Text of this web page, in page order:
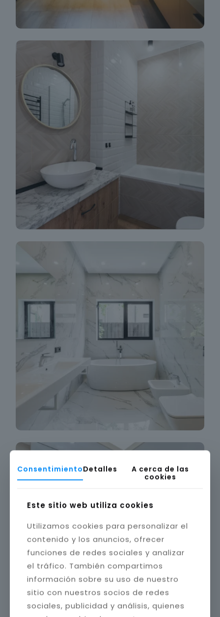
ConsentimientoDetalles
A cerca de las
cookies
Este sitio web utiliza cookies
Utilizamos cookies para personalizar el
contenido y los anuncios, ofrecer
funciones de redes sociales y analizar
el tráfico. También compartimos
información sobre su uso de nuestro
sitio con nuestros socios de redes
sociales, publicidad y análisis, quienes